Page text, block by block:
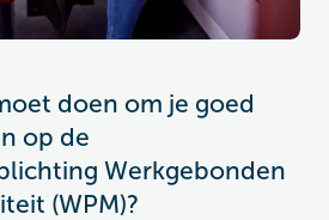
doen om je goed
op de
Werkgebonden
(WPM)?